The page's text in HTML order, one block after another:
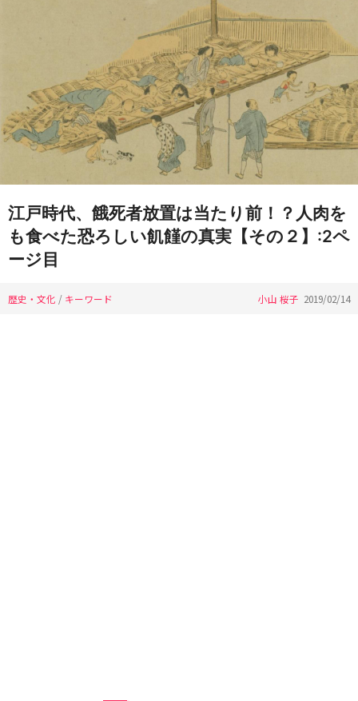
江戸時代、餓死者放置は当たり前！？人肉を
も食べた恐ろしい飢饉の真実【その２】:2ペ
ージ目
歴史・文化 / キーワード 小山 桜子 2019/02/14